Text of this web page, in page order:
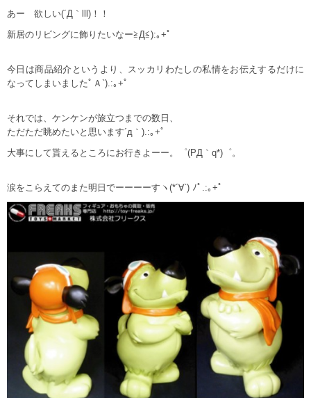
あー 欲しい(´Д｀lll)！！
新居のリビングに飾りたいなー≧Д≦):｡+ﾟ
今日は商品紹介というより、スッカリわたしの私情をお伝えするだけに
なってしまいましたﾟＡ`).:｡+ﾟ
それでは、ケンケンが旅立つまでの数日、
ただただ眺めたいと思います´д｀).:｡+ﾟ
大事にして貰えるところにお行きよーー。゜(PД｀q*)゜。
涙をこらえてのまた明日でーーーーすヽ(*´∀`) ﾉﾟ.:｡+ﾟ